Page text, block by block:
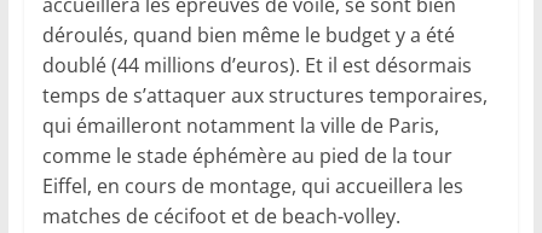
déroulés, quand bien même le budget y a été
doublé (44 millions d’euros). Et il est désormais
temps de s’attaquer aux structures temporaires,
qui émailleront notamment la ville de Paris,
comme le stade éphémère au pied de la tour
Eiffel, en cours de montage, qui accueillera les
matches de cécifoot et de beach-volley.